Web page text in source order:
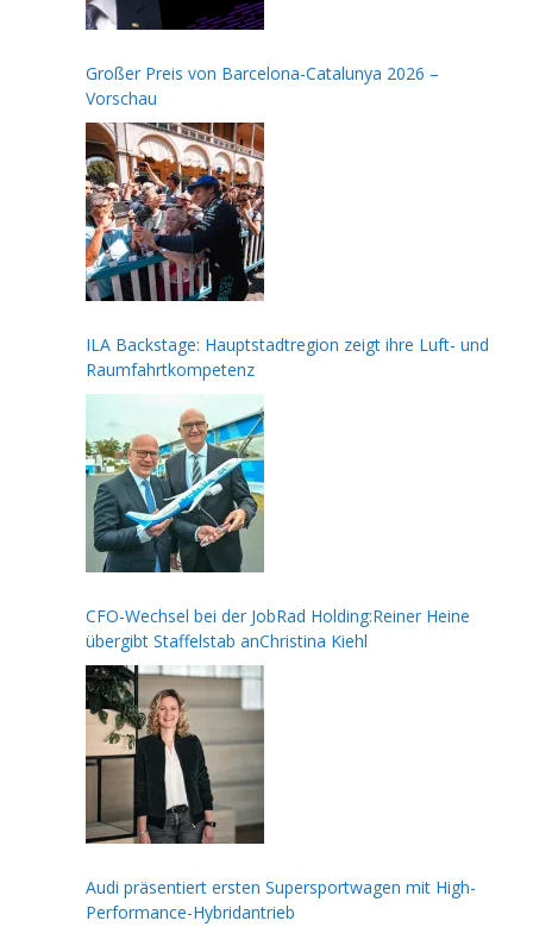
Großer Preis von Barcelona-Catalunya 2026 –
Vorschau
ILA Backstage: Hauptstadtregion zeigt ihre Luft- und
Raumfahrtkompetenz
CFO-Wechsel bei der JobRad Holding:Reiner Heine
übergibt Staffelstab anChristina Kiehl
Audi präsentiert ersten Supersportwagen mit High-
Performance-Hybridantrieb